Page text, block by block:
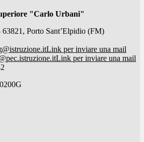
"Carlo Urbani"
Porto Sant’Elpidio (FM)
Link per inviare una mail
Link per inviare una mail